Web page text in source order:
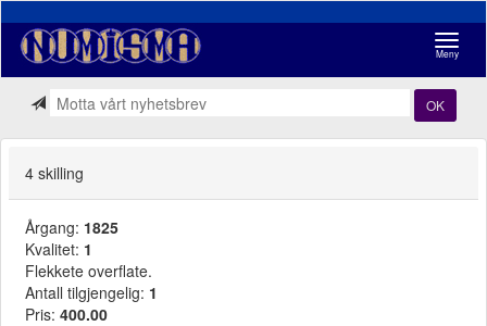
Meny
OK
4 skilling
Årgang: 1825
Kvalitet: 1
Flekkete overflate.
Antall tilgjengelig: 1
Pris: 400.00